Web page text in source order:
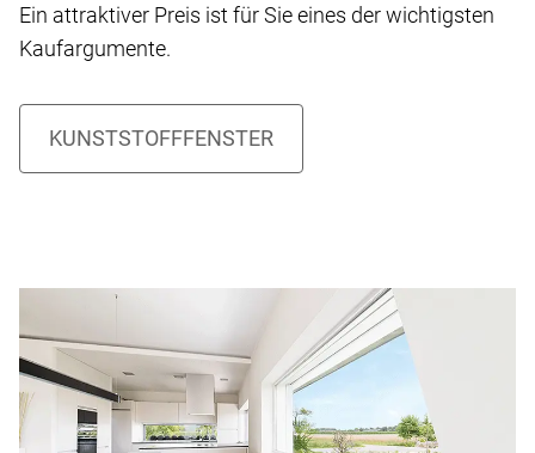
Ein attraktiver Preis ist für Sie eines der wichtigsten
Kaufargumente.